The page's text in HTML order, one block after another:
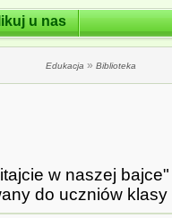
u nas
Edukacja » Biblioteka
w naszej
do uczniów klasy